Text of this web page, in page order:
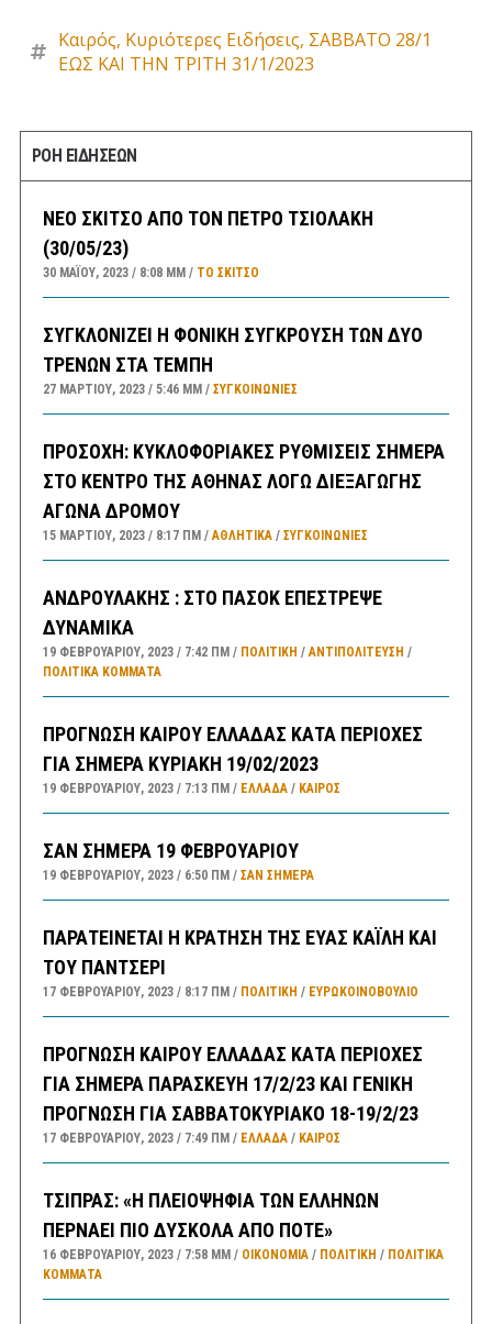
Καιρός, Κυριότερες Ειδήσεις, ΣΑΒΒΑΤΟ 28/1
ΕΩΣ ΚΑΙ ΤΗΝ ΤΡΙΤΗ 31/1/2023
ΡΟΗ ΕΙΔΗΣΕΩΝ
ΝΕΟ ΣΚΙΤΣΟ ΑΠΟ ΤΟΝ ΠΕΤΡΟ ΤΣΙΟΛΑΚΗ
(30/05/23)
30 ΜΑΪ́ΟΥ, 2023 8:08 ΜΜ ΤΟ ΣΚΊΤΣΟ
ΣΥΓΚΛΟΝΙΖΕΙ Η ΦΟΝΙΚΗ ΣΥΓΚΡΟΥΣΗ ΤΩΝ ΔΥΟ
ΤΡΕΝΩΝ ΣΤΑ ΤΕΜΠΗ
27 ΜΑΡΤΊΟΥ, 2023 5:46 ΜΜ ΣΥΓΚΟΙΝΩΝΊΕΣ
ΠΡΟΣΟΧΗ: ΚΥΚΛΟΦΟΡΙΑΚΕΣ ΡΥΘΜΙΣΕΙΣ ΣΗΜΕΡΑ
ΣΤΟ ΚΕΝΤΡΟ ΤΗΣ ΑΘΗΝΑΣ ΛΟΓΩ ΔΙΕΞΑΓΩΓΗΣ
ΑΓΩΝΑ ΔΡΟΜΟΥ
15 ΜΑΡΤΊΟΥ, 2023 8:17 ΠΜ ΑΘΛΗΤΙΚΑ/ ΣΥΓΚΟΙΝΩΝΊΕΣ
ΑΝΔΡΟΥΛΑΚΗΣ : ΣΤΟ ΠΑΣΟΚ ΕΠΕΣΤΡΕΨΕ
ΔΥΝΑΜΙΚΑ
19 ΦΕΒΡΟΥΑΡΊΟΥ, 2023 7:42 ΠΜ ΠΟΛΙΤΙΚΗ /ΑΝΤΙΠΟΛΊΤΕΥΣΗ /
ΠΟΛΙΤΙΚΆ ΚΌΜΜΑΤΑ
ΠΡΟΓΝΩΣΗ ΚΑΙΡΟΥ ΕΛΛΑΔΑΣ ΚΑΤΑ ΠΕΡΙΟΧΕΣ
ΓΙΑ ΣΗΜΕΡΑ ΚΥΡΙΑΚΗ 19/02/2023
19 ΦΕΒΡΟΥΑΡΊΟΥ, 2023 7:13 ΠΜ ΕΛΛΑΔA/ ΚΑΙΡΌΣ
ΣΑΝ ΣΗΜΕΡΑ 19 ΦΕΒΡΟΥΑΡΙΟΥ
19 ΦΕΒΡΟΥΑΡΊΟΥ, 2023 6:50 ΠΜ ΣΑΝ ΣΉΜΕΡΑ
ΠΑΡΑΤΕΙΝΕΤΑΙ Η ΚΡΑΤΗΣΗ ΤΗΣ ΕΥΑΣ ΚΑΪΛΗ ΚΑΙ
ΤΟΥ ΠΑΝΤΣΕΡΙ
17 ΦΕΒΡΟΥΑΡΊΟΥ, 2023 8:17 ΠΜ ΠΟΛΙΤΙΚΗ / ΕΥΡΩΚΟΙΝΟΒΟΥΛΙΟ
ΠΡΟΓΝΩΣΗ ΚΑΙΡΟΥ ΕΛΛΑΔΑΣ ΚΑΤΑ ΠΕΡΙΟΧΕΣ
ΓΙΑ ΣΗΜΕΡΑ ΠΑΡΑΣΚΕΥΗ 17/2/23 ΚΑΙ ΓΕΝΙΚΗ
ΠΡΟΓΝΩΣΗ ΓΙΑ ΣΑΒΒΑΤΟΚΥΡΙΑΚΟ 18-19/2/23
17 ΦΕΒΡΟΥΑΡΊΟΥ, 2023 7:49 ΠΜ ΕΛΛΑΔA/ ΚΑΙΡΌΣ
ΤΣΙΠΡΑΣ: «Η ΠΛΕΙΟΨΗΦΙΑ ΤΩΝ ΕΛΛΗΝΩΝ
ΠΕΡΝΑΕΙ ΠΙΟ ΔΥΣΚΟΛΑ ΑΠΟ ΠΟΤΕ»
16 ΦΕΒΡΟΥΑΡΊΟΥ, 2023 7:58 ΜΜ ΟΙΚΟΝΟΜΙΑ/ ΠΟΛΙΤΙΚΗ / ΠΟΛΙΤΙΚΆ
ΚΌΜΜΑΤΑ